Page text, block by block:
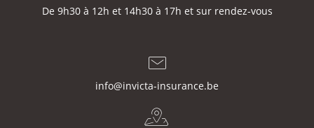
De 9h30 à 12h et 14h30 à 17h et sur rendez-vous
info@invicta-insurance.be